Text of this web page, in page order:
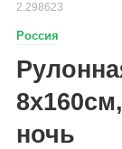
2.298623
Россия
ночь